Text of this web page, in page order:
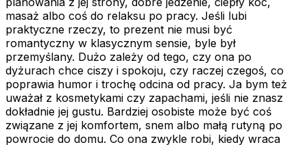
masaż albo coś do relaksu po pracy. Jeśli lubi
praktyczne rzeczy, to prezent nie musi być
romantyczny w klasycznym sensie, byle był
przemyślany. Dużo zależy od tego, czy ona po
dyżurach chce ciszy i spokoju, czy raczej czegoś, co
poprawia humor i trochę odcina od pracy. Ja bym też
uważał z kosmetykami czy zapachami, jeśli nie znasz
dokładnie jej gustu. Bardziej osobiste może być coś
związane z jej komfortem, snem albo małą rutyną po
powrocie do domu. Co ona zwykle robi, kiedy wraca